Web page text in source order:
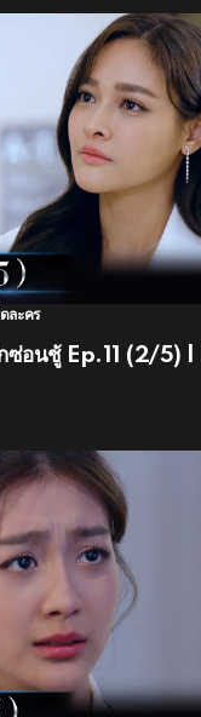
ละคร
ซ่อนชู้ Ep.11 (2/5) |